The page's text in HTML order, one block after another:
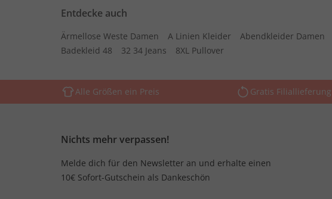
Entdecke auch
Ärmellose Weste Damen A Linien Kleider Abendkleider Damen
Badekleid 48
32 34 Jeans 8XL Pullover
Alle Größen ein Preis Gratis Filiallieferung
Nichts mehr verpassen!
Melde dich für den Newsletter an und erhalte einen
10€ Sofort-Gutschein als Dankeschön